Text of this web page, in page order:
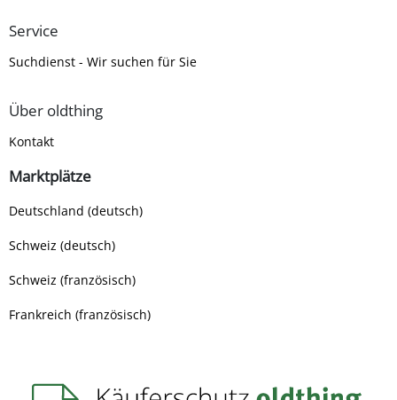
Service
Suchdienst - Wir suchen für Sie
Über oldthing
Kontakt
Marktplätze
Deutschland (deutsch)
Schweiz (deutsch)
Schweiz (französisch)
Frankreich (französisch)